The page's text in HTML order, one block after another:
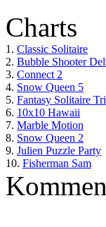
Charts
1. Classic Solitaire
2. Bubble Shooter
3. Connect 2
4. Snow Queen 5
5. Fantasy Solitaire
6. 10x10 Hawaii
7. Marble Motion
8. Snow Queen 2
9. Julien Puzzle Party
10. Fisherman Sam